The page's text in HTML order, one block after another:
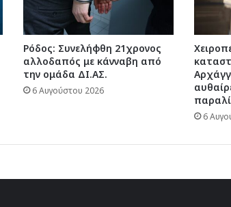
Ρόδος: Συνελήφθη 21χρονος
αλλοδαπός με κάνναβη από
την ομάδα ΔΙ.ΑΣ.
6 Αυγούστου 2026
6